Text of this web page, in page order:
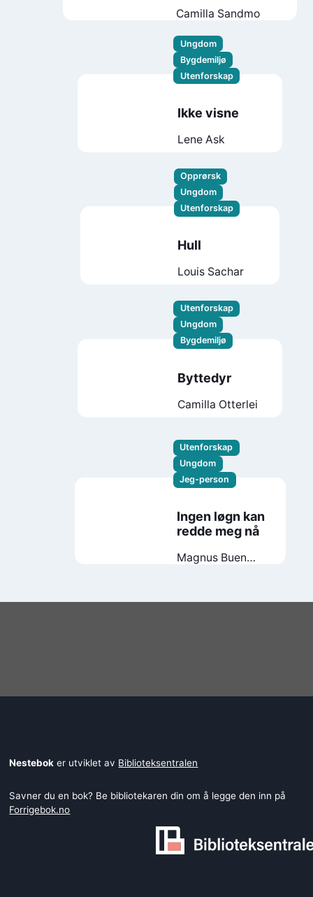
Camilla Sandmo
Ungdom
Bygdemiljø
Utenforskap
Ikke visne
Lene Ask
Opprørsk
Ungdom
Utenforskap
Hull
Louis Sachar
Utenforskap
Ungdom
Bygdemiljø
Byttedyr
Camilla Otterlei
Utenforskap
Ungdom
Jeg-person
Ingen løgn kan
redde meg nå
Magnus Buen
Nestebok er utviklet av Biblioteksentralen
Savner du en bok? Be bibliotekaren din om å legge den inn på
Forrigebok.no